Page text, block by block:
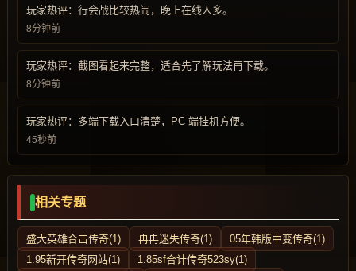
玩家热评：行会战比较热闹，晚上在线人多。
8分钟前
玩家热评：截图看起来完整，适合先了解玩法再下载。
8分钟前
玩家热评：多端下载入口清楚，PC 端挂机方便。
45秒前
相关专题
盛大英雄合击传奇(1) 冉冉迷失传奇(1)
05年韩版中变传奇(1)
1.95新开传奇网站(1)
1.85sf合计传奇523sy(1)